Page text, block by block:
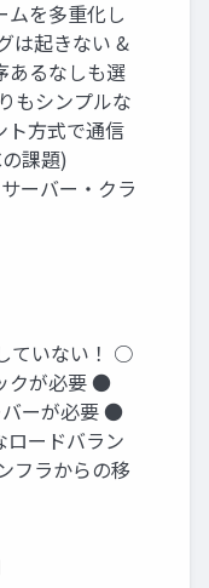
ムを多重化し
は起きない &
あるなしも選
もシンプルな
ト方式で通信
課題)
ーバー・クラ
ていない！ ○
クが必要 ●
ーが必要 ●
ロードバラン
フラからの移